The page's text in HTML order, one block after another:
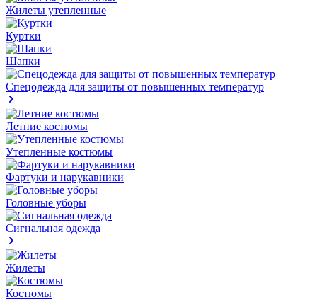
Жилеты утепленные
Куртки
Шапки
Спецодежда для защиты от повышенных температур
Летние костюмы
Утепленные костюмы
Фартуки и нарукавники
Головные уборы
Сигнальная одежда
Жилеты
Костюмы